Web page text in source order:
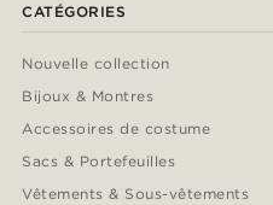
CATÉGORIES
Nouvelle collection
Bijoux & Montres
Accessoires de costume
Sacs & Portefeuilles
Vêtements & Sous-vêtements